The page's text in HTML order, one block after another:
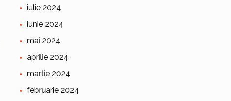
iulie 2024
iunie 2024
mai 2024
aprilie 2024
martie 2024
februarie 2024